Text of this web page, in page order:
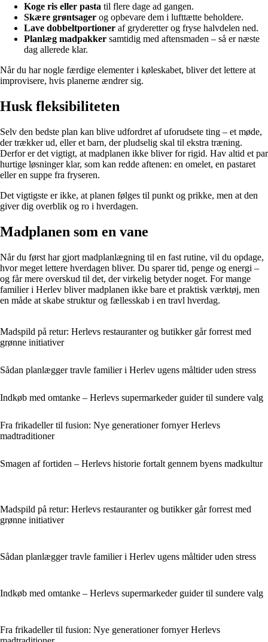
Koge ris eller pasta til flere dage ad gangen.
Skære grøntsager og opbevare dem i lufttætte beholdere.
Lave dobbeltportioner af gryderetter og fryse halvdelen ned.
Planlæg madpakker samtidig med aftensmaden – så er næste
dag allerede klar.
Når du har nogle færdige elementer i køleskabet, bliver det lettere at
improvisere, hvis planerne ændrer sig.
Husk fleksibiliteten
Selv den bedste plan kan blive udfordret af uforudsete ting – et møde,
der trækker ud, eller et barn, der pludselig skal til ekstra træning.
Derfor er det vigtigt, at madplanen ikke bliver for rigid. Hav altid et par
hurtige løsninger klar, som kan redde aftenen: en omelet, en pastaret
eller en suppe fra fryseren.
Det vigtigste er ikke, at planen følges til punkt og prikke, men at den
giver dig overblik og ro i hverdagen.
Madplanen som en vane
Når du først har gjort madplanlægning til en fast rutine, vil du opdage,
hvor meget lettere hverdagen bliver. Du sparer tid, penge og energi –
og får mere overskud til det, der virkelig betyder noget. For mange
familier i Herlev bliver madplanen ikke bare et praktisk værktøj, men
en måde at skabe struktur og fællesskab i en travl hverdag.
Madspild på retur: Herlevs restauranter og butikker går forrest med
grønne initiativer
Sådan planlægger travle familier i Herlev ugens måltider uden stress
Indkøb med omtanke – Herlevs supermarkeder guider til sundere valg
Fra frikadeller til fusion: Nye generationer fornyer Herlevs
madtraditioner
Smagen af fortiden – Herlevs historie fortalt gennem byens madkultur
Madspild på retur: Herlevs restauranter og butikker går forrest med
grønne initiativer
Sådan planlægger travle familier i Herlev ugens måltider uden stress
Indkøb med omtanke – Herlevs supermarkeder guider til sundere valg
Fra frikadeller til fusion: Nye generationer fornyer Herlevs